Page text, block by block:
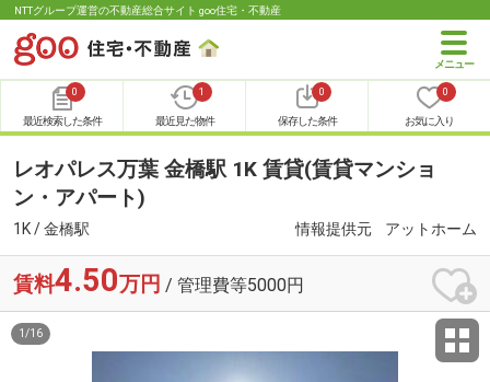
NTTグループ運営の不動産総合サイト goo住宅・不動産
0
最近検索した条件
1
最近見た物件
0
保存した条件
0
お気に入り
レオパレス万葉 金橋駅 1K 賃貸(賃貸マンショ
ン・アパート)
1K / 金橋駅 情報提供元 アットホーム
賃料4.50万円 / 管理費等5000円
1 /16